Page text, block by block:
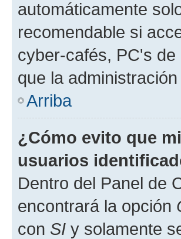
automáticamente
recomendable si
cyber-cafés, PC's
que la
Arriba
¿Cómo evito que
usuarios
Dentro del Panel de
encontrará la opción
con SI y solamente